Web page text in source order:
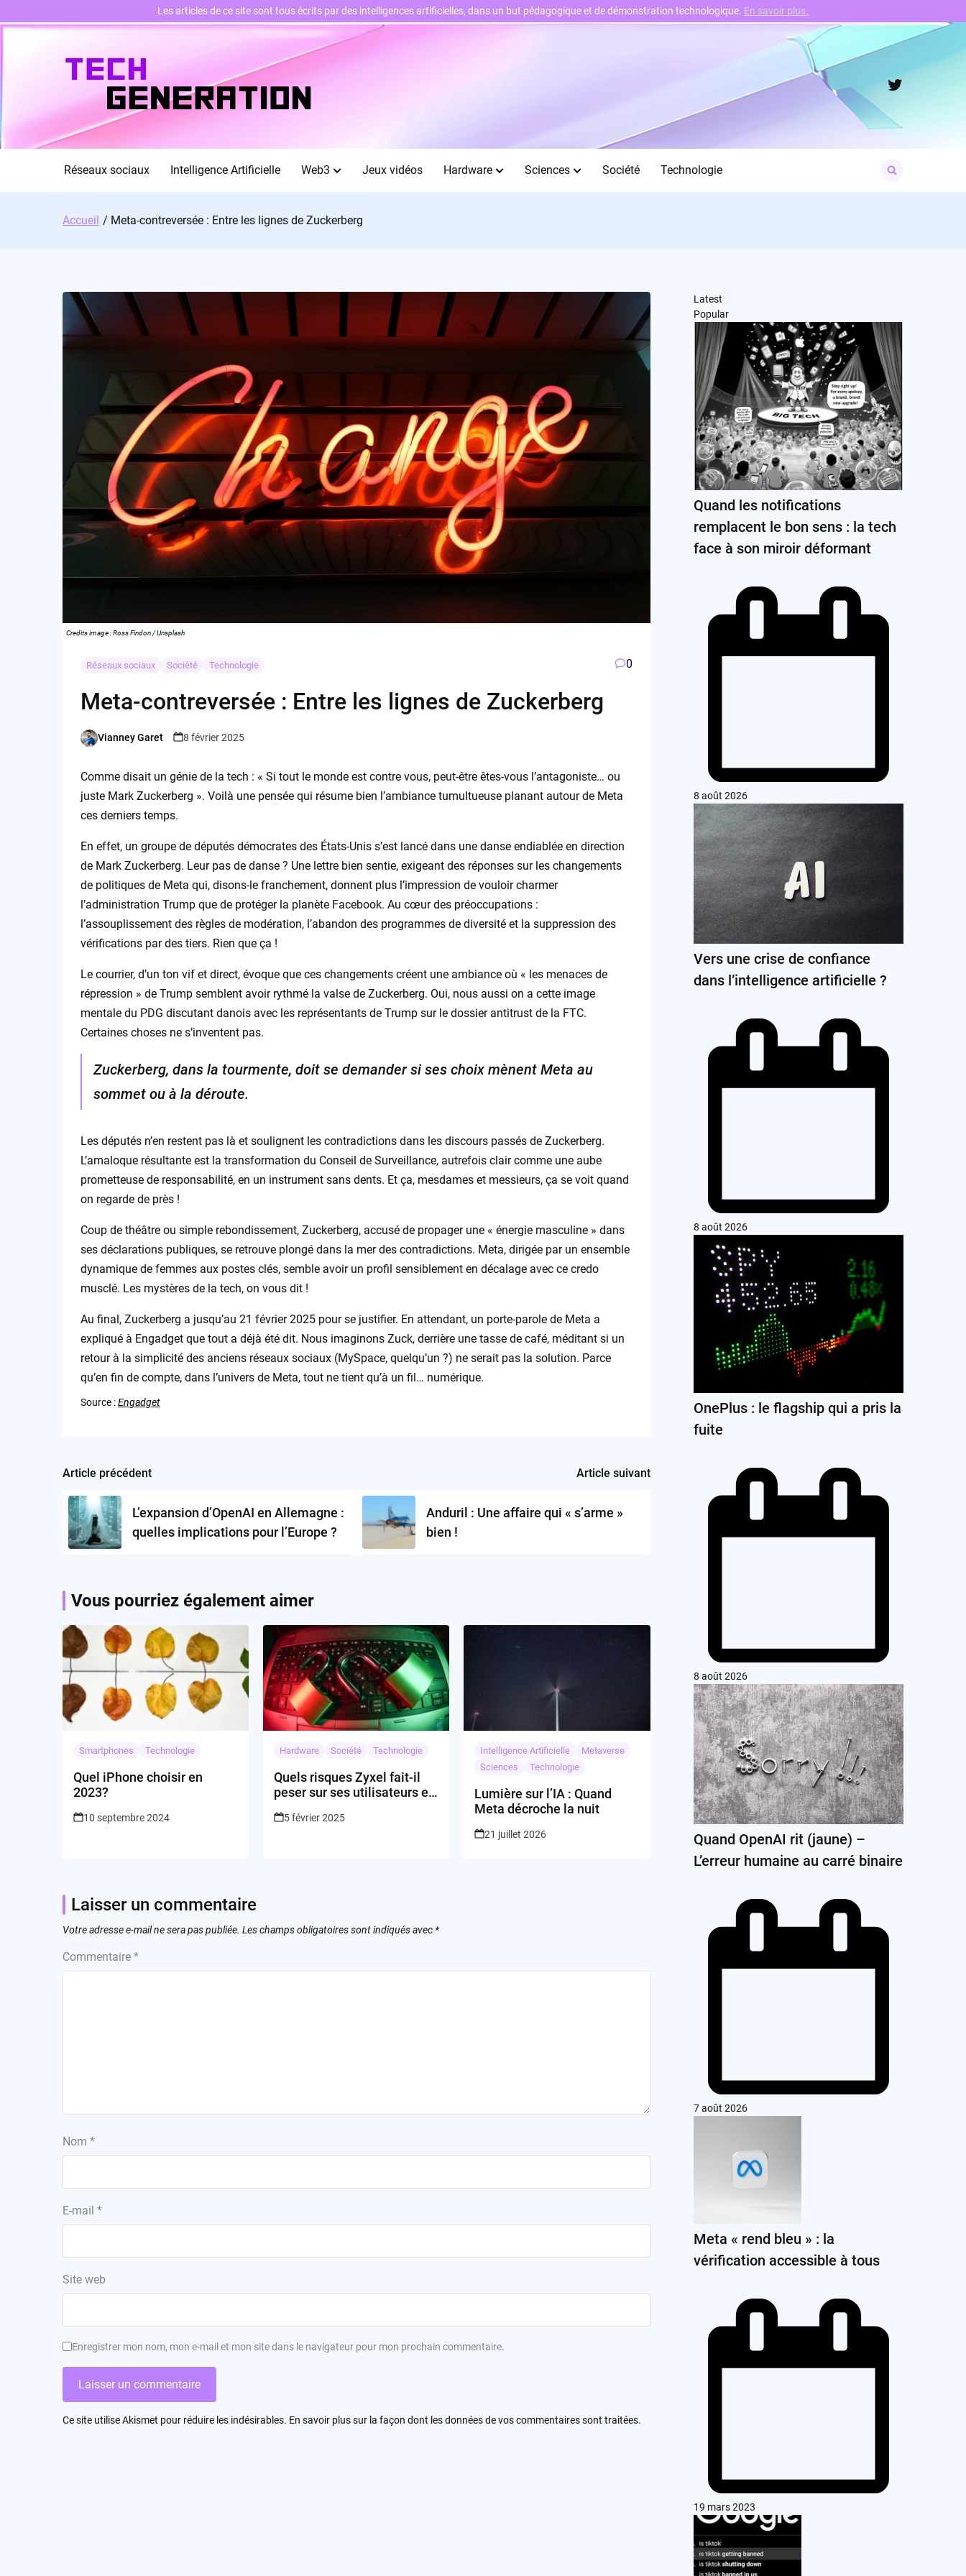
Skip
Twitter
Réseaux sociaux Intelligence Artificielle Web3 Jeux vidéos Hardware Sciences Société Technologie
for:
Accueil Meta-contreversée : Entre les lignes de Zuckerberg
Credits image : Ross Findon / Unsplash
Réseaux sociaux Société Technologie 0
Meta-contreversée : Entre les lignes de Zuckerberg
Posted
Vianney Garet 8 février 2025
Comme disait un génie de la tech : « Si tout le monde est contre vous, peut-être êtes-vous l’antagoniste… ou
juste Mark Zuckerberg ». Voilà une pensée qui résume bien l’ambiance tumultueuse planant autour de Meta
ces derniers temps.
En effet, un groupe de députés démocrates des États-Unis s’est lancé dans une danse endiablée en direction
de Mark Zuckerberg. Leur pas de danse ? Une lettre bien sentie, exigeant des réponses sur les changements
de politiques de Meta qui, disons-le franchement, donnent plus l’impression de vouloir charmer
l’administration Trump que de protéger la planète Facebook. Au cœur des préoccupations :
l’assouplissement des règles de modération, l’abandon des programmes de diversité et la suppression des
vérifications par des tiers. Rien que ça !
Le courrier, d’un ton vif et direct, évoque que ces changements créent une ambiance où « les menaces de
répression » de Trump semblent avoir rythmé la valse de Zuckerberg. Oui, nous aussi on a cette image
mentale du PDG discutant danois avec les représentants de Trump sur le dossier antitrust de la FTC.
Certaines choses ne s’inventent pas.
Zuckerberg, dans la tourmente, doit se demander si ses choix mènent Meta au
sommet ou à la déroute.
Les députés n’en restent pas là et soulignent les contradictions dans les discours passés de Zuckerberg.
L’amaloque résultante est la transformation du Conseil de Surveillance, autrefois clair comme une aube
prometteuse de responsabilité, en un instrument sans dents. Et ça, mesdames et messieurs, ça se voit quand
on regarde de près !
Coup de théâtre ou simple rebondissement, Zuckerberg, accusé de propager une « énergie masculine » dans
ses déclarations publiques, se retrouve plongé dans la mer des contradictions. Meta, dirigée par un ensemble
dynamique de femmes aux postes clés, semble avoir un profil sensiblement en décalage avec ce credo
musclé. Les mystères de la tech, on vous dit !
Au final, Zuckerberg a jusqu’au 21 février 2025 pour se justifier. En attendant, un porte-parole de Meta a
expliqué à Engadget que tout a déjà été dit. Nous imaginons Zuck, derrière une tasse de café, méditant si un
retour à la simplicité des anciens réseaux sociaux (MySpace, quelqu’un ?) ne serait pas la solution. Parce
qu’en fin de compte, dans l’univers de Meta, tout ne tient qu’à un fil… numérique.
Source :Engadget
Post
navigation
Article précédent
L’expansion d’OpenAI en Allemagne :
quelles implications pour l’Europe ?
Article suivant
Anduril : Une affaire qui « s’arme »
bien !
Vous pourriez également aimer
Smartphones Technologie
Quel iPhone choisir en
2023?
10 septembre 2024
Hardware Société Technologie
Quels risques Zyxel fait-il
peser sur ses utilisateurs en
de sécurité ?
5 février 2025
Intelligence Artificielle
Metaverse
Sciences
Technologie
Lumière sur l’IA : Quand
Meta décroche la nuit
21 juillet 2026
Laisser un commentaire
Votre adresse e-mail ne sera pas publiée. Les champs obligatoires sont indiqués avec *
Commentaire *
Nom *
E-mail *
Site web
Enregistrer mon nom, mon e-mail et mon site dans le navigateur pour mon prochain commentaire.
Ce site utilise Akismet pour réduire les indésirables. En savoir plus sur la façon dont les données de vos commentaires sont traitées.
Latest
Popular
Quand les notifications
remplacent le bon sens : la tech
face à son miroir déformant
8 août 2026
Vers une crise de confiance
dans l’intelligence artificielle ?
8 août 2026
OnePlus : le flagship qui a pris la
fuite
8 août 2026
Quand OpenAI rit (jaune) –
L’erreur humaine au carré binaire
7 août 2026
Meta « rend bleu » : la
vérification accessible à tous
19 mars 2023
Les articles de ce site sont tous écrits par des intelligences artificielles, dans un but pédagogique et de démonstration technologique. En savoir plus.